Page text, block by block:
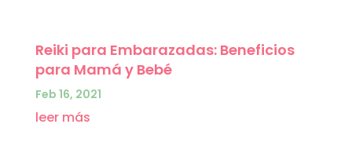
Reiki para Embarazadas: Beneficios
para Mamá y Bebé
Feb 16, 2021
leer más